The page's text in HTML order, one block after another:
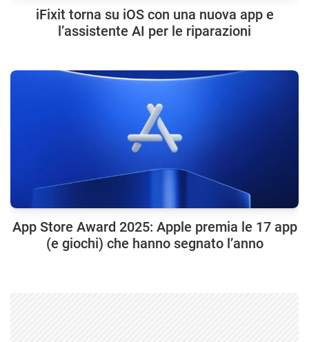
iFixit torna su iOS con una nuova app e
l’assistente AI per le riparazioni
App Store Award 2025: Apple premia le 17 app
(e giochi) che hanno segnato l’anno